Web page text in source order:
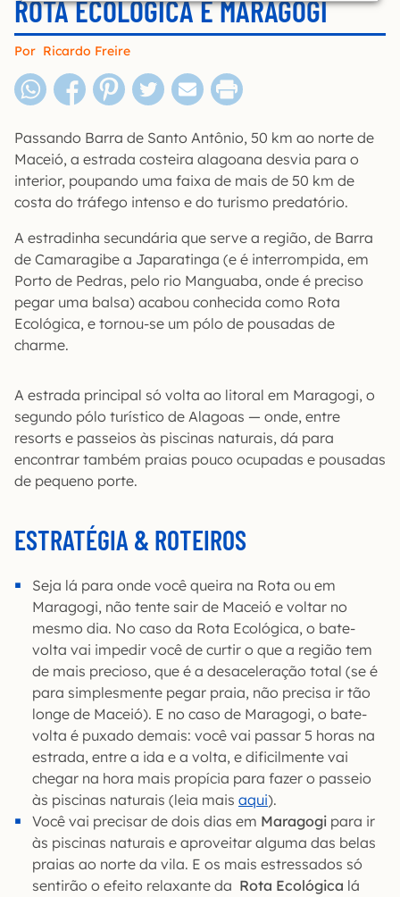
ROTA ECOLÓGICA E MARAGOGI
Por Ricardo Freire
Passando Barra de Santo Antônio, 50 km ao norte de
Maceió, a estrada costeira alagoana desvia para o
interior, poupando uma faixa de mais de 50 km de
costa do tráfego intenso e do turismo predatório.
A estradinha secundária que serve a região, de Barra
de Camaragibe a Japaratinga (e é interrompida, em
Porto de Pedras, pelo rio Manguaba, onde é preciso
pegar uma balsa) acabou conhecida como Rota
Ecológica, e tornou-se um pólo de pousadas de
charme.
A estrada principal só volta ao litoral em Maragogi, o
segundo pólo turístico de Alagoas — onde, entre
resorts e passeios às piscinas naturais, dá para
encontrar também praias pouco ocupadas e pousadas
de pequeno porte.
ESTRATÉGIA & ROTEIROS
Seja lá para onde você queira na Rota ou em
Maragogi, não tente sair de Maceió e voltar no
mesmo dia. No caso da Rota Ecológica, o bate-
volta vai impedir você de curtir o que a região tem
de mais precioso, que é a desaceleração total (se é
para simplesmente pegar praia, não precisa ir tão
longe de Maceió). E no caso de Maragogi, o bate-
volta é puxado demais: você vai passar 5 horas na
estrada, entre a ida e a volta, e dificilmente vai
chegar na hora mais propícia para fazer o passeio
às piscinas naturais (leia mais aqui).
Você vai precisar de dois dias em Maragogi para ir
às piscinas naturais e aproveitar alguma das belas
praias ao norte da vila. E os mais estressados só
sentirão o efeito relaxante da Rota Ecológica lá